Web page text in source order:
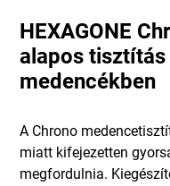
HEXAGONE
alapos
medencékben
A Chrono
miatt kifejezetten
megfordulnia.